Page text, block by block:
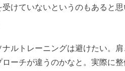
けていないというのもあると思
ルトレーニングは避けたい。
ーチが違うのかなと。実際に